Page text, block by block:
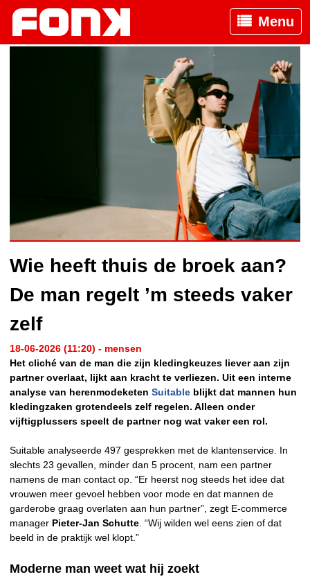
Menu
Wie heeft thuis de broek aan?
De man regelt ’m steeds vaker
zelf
18-06-2026 (11:20) - mensen
Het cliché van de man die zijn kledingkeuzes liever aan zijn
partner overlaat, lijkt aan kracht te verliezen. Uit een interne
analyse van herenmodeketen Suitable blijkt dat mannen hun
kledingzaken grotendeels zelf regelen. Alleen onder
vijftigplussers speelt de partner nog wat vaker een rol.
Suitable analyseerde 497 gesprekken met de klantenservice. In
slechts 23 gevallen, minder dan 5 procent, nam een partner
namens de man contact op. “Er heerst nog steeds het idee dat
vrouwen meer gevoel hebben voor mode en dat mannen de
garderobe graag overlaten aan hun partner”, zegt E-commerce
manager Pieter-Jan Schutte . “Wij wilden wel eens zien of dat
beeld in de praktijk wel klopt.”
Moderne man weet wat hij zoekt